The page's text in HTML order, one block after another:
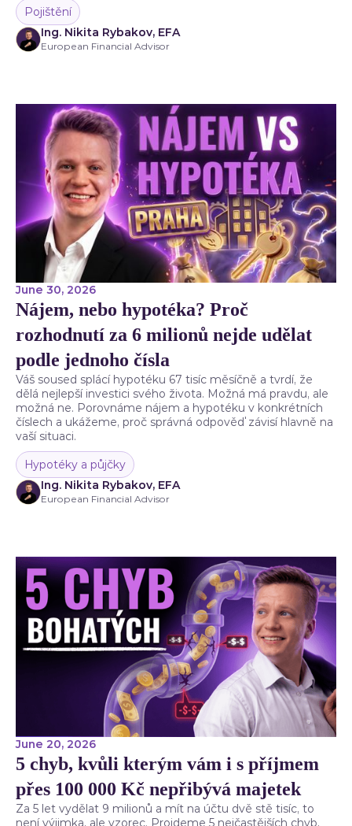
Pojištění
Ing. Nikita Rybakov, EFA
European Financial Advisor
June 30, 2026
Nájem, nebo hypotéka? Proč
rozhodnutí za 6 milionů nejde udělat
podle jednoho čísla
Váš soused splácí hypotéku 67 tisíc měsíčně a tvrdí, že
dělá nejlepší investici svého života. Možná má pravdu, ale
možná ne. Porovnáme nájem a hypotéku v konkrétních
číslech a ukážeme, proč správná odpověď závisí hlavně na
vaší situaci.
Hypotéky a půjčky
Ing. Nikita Rybakov, EFA
European Financial Advisor
June 20, 2026
5 chyb, kvůli kterým vám i s příjmem
přes 100 000 Kč nepřibývá majetek
Za 5 let vydělat 9 milionů a mít na účtu dvě stě tisíc, to